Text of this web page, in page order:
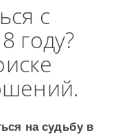
c
году?
на судьбу в